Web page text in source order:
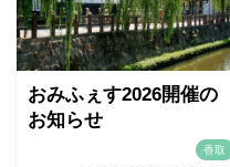
おみふぇす2026開催の
お知らせ
香取